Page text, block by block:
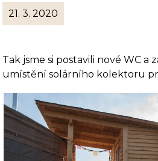
21. 3. 2020
Tak jsme si postavili nové WC a
umístění solárního kolektoru